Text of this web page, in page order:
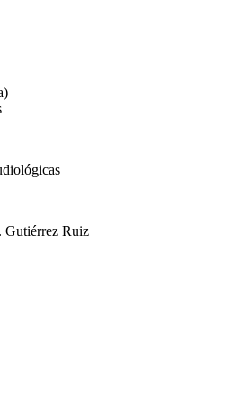
Gutiérrez Ruiz